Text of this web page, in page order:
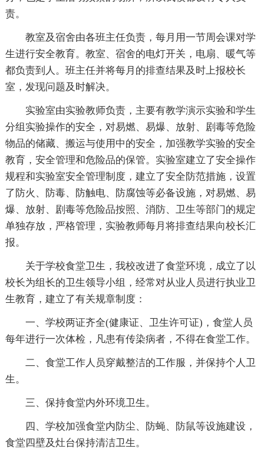
责。
教室及宿舍由各班主任负责，每月用一节周会课对学
生进行安全教育。教室、宿舍的电灯开关，电扇、暖气等
都负责到人。班主任并将每月的排查结果及时上报校长
室，发现问题及时解决。
实验室由实验教师负责，主要有教学演示实验和学生
分组实验操作的安全，对易燃、易爆、放射、剧毒等危险
物品的储藏、搬运与使用中的安全，加强教学实验的安全
教育，安全管理和危险品的保管。实验室建立了安全操作
规程和实验室安全管理制度，建立了安全防范措施，设置
了防火、防毒、防触电、防腐蚀等必备设施，对易燃、易
爆、放射、剧毒等危险品按照、消防、卫生等部门的规定
单独存放，严格管理，实验教师每月将排查结果向校长汇
报。
关于学校食堂卫生，我校改进了食堂环境，成立了以
校长为组长的卫生领导小组，经常对从业人员进行执业卫
生教育，建立了有关规章制度：
一、学校两证齐全(健康证、卫生许可证)，食堂人员
每年进行一次体检，凡患有传染病者，不得在食堂工作。
二、食堂工作人员穿戴整洁的工作服，并保持个人卫
生。
三、保持食堂内外环境卫生。
四、学校加强食堂内防尘、防蝇、防鼠等设施建设，
食堂四壁及灶台保持清洁卫生。